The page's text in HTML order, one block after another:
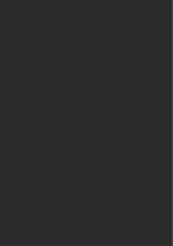
з
у віці. Між
який стає